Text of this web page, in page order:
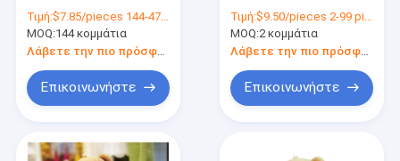
Silicone Cute Doll
Gifts
Τιμή:$7.85/pieces 144-479 pieces
MOQ:144 κομμάτια
Λάβετε την πιο πρόσφατη τιμή
Επικοινωνήστε
πλαστικό Σιλικόνη
Καλό Κούκλα Δώρα
Τιμή:$9.50/pieces 2-99 pieces
MOQ:2 κομμάτια
Επικοινωνήστε